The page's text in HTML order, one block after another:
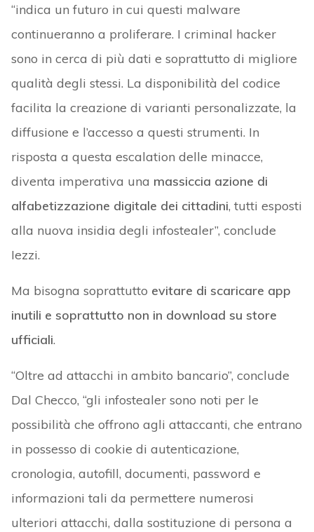
“indica un futuro in cui questi malware
continueranno a proliferare. I criminal hacker
sono in cerca di più dati e soprattutto di migliore
qualità degli stessi. La disponibilità del codice
facilita la creazione di varianti personalizzate, la
diffusione e l’accesso a questi strumenti. In
risposta a questa escalation delle minacce,
diventa imperativa una massiccia azione di
alfabetizzazione digitale dei cittadini, tutti esposti
alla nuova insidia degli infostealer”, conclude
Iezzi.
Ma bisogna soprattutto evitare di scaricare app
inutili e soprattutto non in download su store
ufficiali.
“Oltre ad attacchi in ambito bancario”, conclude
Dal Checco, “gli infostealer sono noti per le
possibilità che offrono agli attaccanti, che entrano
in possesso di cookie di autenticazione,
cronologia, autofill, documenti, password e
informazioni tali da permettere numerosi
ulteriori attacchi, dalla sostituzione di persona a